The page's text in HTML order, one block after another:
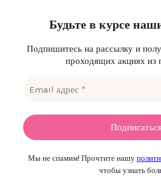
Будьте в курсе
Подпишитесь на рассылку и
проходящих акциях из
Мы не спамим! Прочтите нашу
чтобы узнать